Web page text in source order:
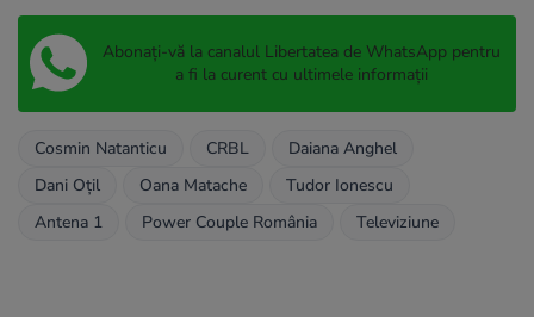
Abonați-vă la canalul Libertatea de WhatsApp pentru
a fi la curent cu ultimele informații
Cosmin Natanticu CRBL
Daiana Anghel
Dani Oțil
Oana Matache
Tudor Ionescu
Antena 1
Power Couple România Televiziune